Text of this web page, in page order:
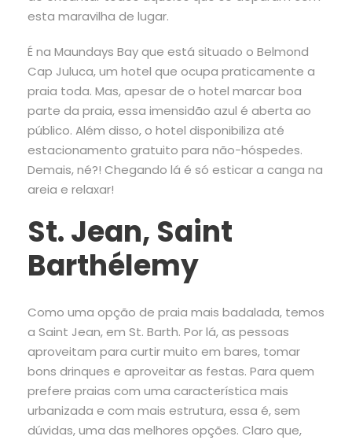
esta maravilha de lugar.
É na Maundays Bay que está situado o Belmond
Cap Juluca, um hotel que ocupa praticamente a
praia toda. Mas, apesar de o hotel marcar boa
parte da praia, essa imensidão azul é aberta ao
público. Além disso, o hotel disponibiliza até
estacionamento gratuito para não-hóspedes.
Demais, né?! Chegando lá é só esticar a canga na
areia e relaxar!
St. Jean, Saint
Barthélemy
Como uma opção de praia mais badalada, temos
a Saint Jean, em St. Barth. Por lá, as pessoas
aproveitam para curtir muito em bares, tomar
bons drinques e aproveitar as festas. Para quem
prefere praias com uma característica mais
urbanizada e com mais estrutura, essa é, sem
dúvidas, uma das melhores opções. Claro que,